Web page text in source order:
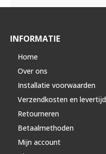
INFORMATIE
Home
Over ons
Installatie voorwaarden
Verzendkosten en levertijd
Retourneren
Betaalmethoden
Mijn account